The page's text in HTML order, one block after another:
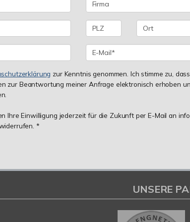
zur Kenntnis genommen. Ich stimme zu,
zur Beantwortung meiner Anfrage elektronisch erhoben
Ihre Einwilligung jederzeit für die Zukunft per E-Mail an
*
UNSERE